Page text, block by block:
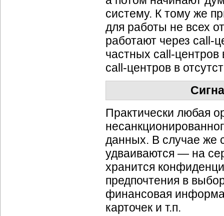
систему. К тому же
для работы не всех
работают через call-
частных call-центров
call-центров в
Практически любая
данных. В случае же
удваиваются — на
хранится
предпочтения в
финансовая
карточек и т.п.